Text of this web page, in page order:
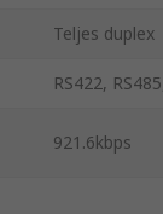
Teljes duplex
RS422,
921.6kbps